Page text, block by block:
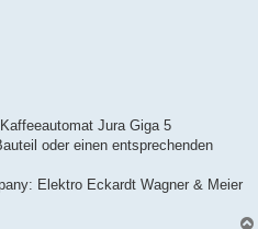
Jura Giga 5
oder einen entsprechenden
Elektro Eckardt Wagner & Meier